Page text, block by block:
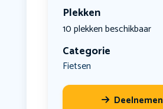
Plekken
10 plekken beschikbaar
Categorie
Fietsen
Deelnemen